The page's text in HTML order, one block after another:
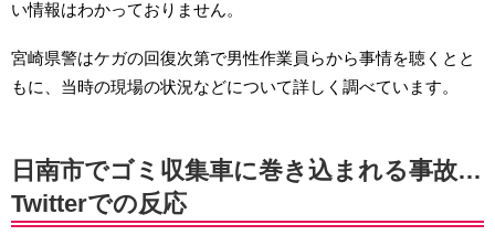
い情報はわかっておりません。
宮崎県警はケガの回復次第で男性作業員らから事情を聴くとと
もに、当時の現場の状況などについて詳しく調べています。
日南市でゴミ収集車に巻き込まれる事故…
Twitterでの反応